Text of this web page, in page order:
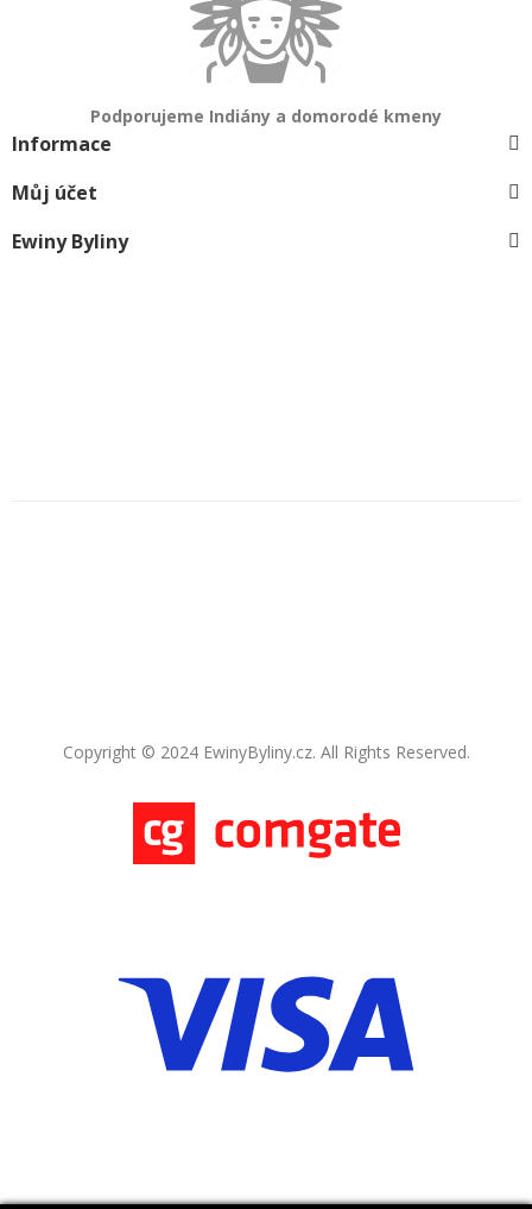
Podporujeme Indiány a domorodé kmeny
Informace
Můj účet
Ewiny Byliny
Copyright © 2024 EwinyByliny.cz. All Rights Reserved.